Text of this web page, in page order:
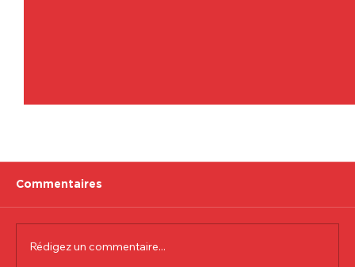
Commentaires
Rédigez un commentaire...